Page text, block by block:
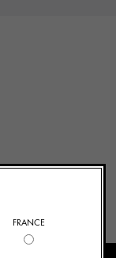
FRANCE